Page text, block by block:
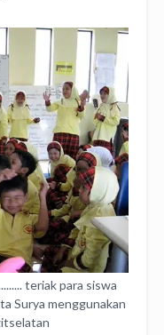
teriak para siswa
Surya menggunakan